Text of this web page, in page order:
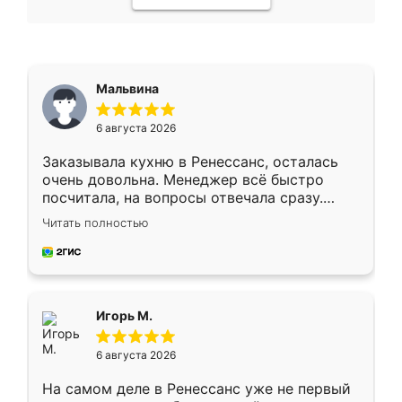
Мальвина
6 августа 2026
Заказывала кухню в Ренессанс, осталась
очень довольна. Менеджер всё быстро
посчитала, на вопросы отвечала сразу.
Замерщик приехал в субботу, подошёл к
делу со всей ответственностью. Собрали
за день, ребята работали аккуратно, даже
Читать полностью
Игорь М.
6 августа 2026
На самом деле в Ренессанс уже не первый